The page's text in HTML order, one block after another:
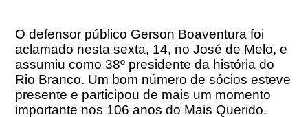
O defensor público Gerson Boaventura foi
aclamado nesta sexta, 14, no José de Melo, e
assumiu como 38º presidente da história do
Rio Branco. Um bom número de sócios esteve
presente e participou de mais um momento
importante nos 106 anos do Mais Querido.